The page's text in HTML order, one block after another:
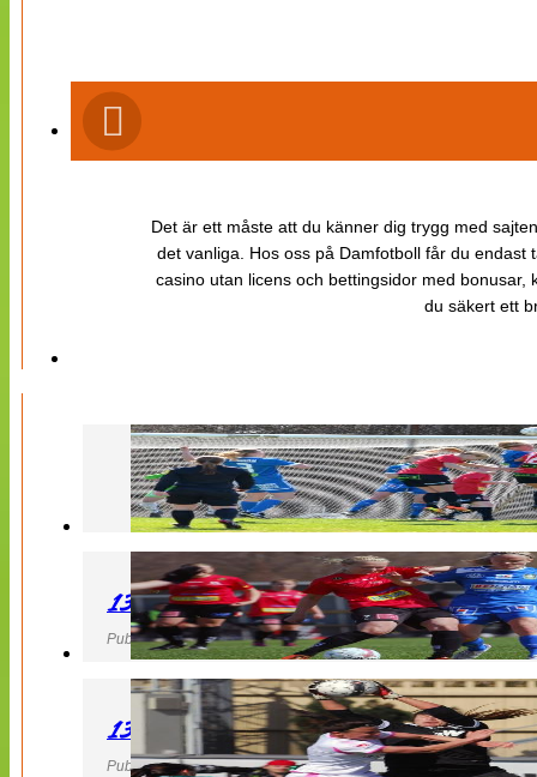
Det är ett måste att du känner dig trygg med
det vanliga. Hos oss på Damfotboll får du
casino utan licens och bettingsidor med
du säkert ett
130427 LB 07 – QBIK
Publicerad 27 April 2013, 22:40
130427 IF Limhamn Bunkeflo – QBIK
Publicerad 27 April 2013, 21:10